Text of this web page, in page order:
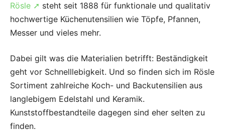
Rösle ➚ steht seit 1888 für funktionale und qualitativ
hochwertige Küchenutensilien wie Töpfe, Pfannen,
Messer und vieles mehr.
Dabei gilt was die Materialien betrifft: Beständigkeit
geht vor Schnelllebigkeit. Und so finden sich im Rösle
Sortiment zahlreiche Koch- und Backutensilien aus
langlebigem Edelstahl und Keramik.
Kunststoffbestandteile dagegen sind eher selten zu
finden.